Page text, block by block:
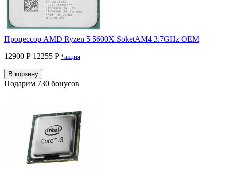
Процессор AMD Ryzen 5 5600X SoketAM4 3.7GHz OEM
12900 Р 12255 P *акция
В корзину
Подарим 730 бонусов